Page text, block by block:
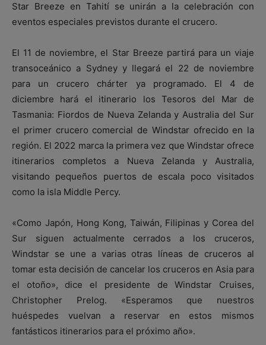
Star Breeze en Tahití se unirán a la celebración con
eventos especiales previstos durante el crucero.
El 11 de noviembre, el Star Breeze partirá para un viaje
transoceánico a Sydney y llegará el 22 de noviembre
para un crucero chárter ya programado. El 4 de
diciembre hará el itinerario los Tesoros del Mar de
Tasmania: Fiordos de Nueva Zelanda y Australia del Sur
el primer crucero comercial de Windstar ofrecido en la
región. El 2022 marca la primera vez que Windstar ofrece
itinerarios completos a Nueva Zelanda y Australia,
visitando pequeños puertos de escala poco visitados
como la isla Middle Percy.
«Como Japón, Hong Kong, Taiwán, Filipinas y Corea del
Sur siguen actualmente cerrados a los cruceros,
Windstar se une a varias otras líneas de cruceros al
tomar esta decisión de cancelar los cruceros en Asia para
el otoño», dice el presidente de Windstar Cruises,
Christopher Prelog. «Esperamos que nuestros
huéspedes vuelvan a reservar en estos mismos
fantásticos itinerarios para el próximo año».